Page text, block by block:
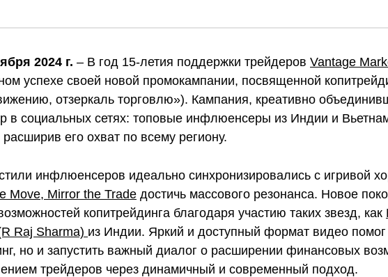
2024 г. – В год 15-летия поддержки трейдеров Vantage
успехе своей новой промокампании, посвященной
отзеркаль торговлю»). Кампания, креативно
в социальных сетях: топовые инфлюенсеры из Индии и
его охват по всему региону.
инфлюенсеров идеально синхронизировались с игривой
Move, Mirror the Trade достичь массового резонанса. Новое
копитрейдинга благодаря участию таких звезд, как
Raj Sharma) из Индии. Яркий и доступный формат видео помог
но и запустить важный диалог о расширении финансовых
трейдеров через динамичный и современный подход.